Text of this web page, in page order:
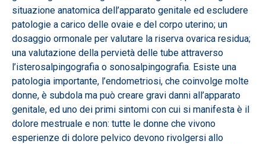
situazione anatomica dell’apparato genitale ed escludere
patologie a carico delle ovaie e del corpo uterino; un
dosaggio ormonale per valutare la riserva ovarica residua;
una valutazione della pervietà delle tube attraverso
l’isterosalpingografia o sonosalpingografia. Esiste una
patologia importante, l’endometriosi, che coinvolge molte
donne, è subdola ma può creare gravi danni all’apparato
genitale, ed uno dei primi sintomi con cui si manifesta è il
dolore mestruale e non: tutte le donne che vivono
esperienze di dolore pelvico devono rivolgersi allo